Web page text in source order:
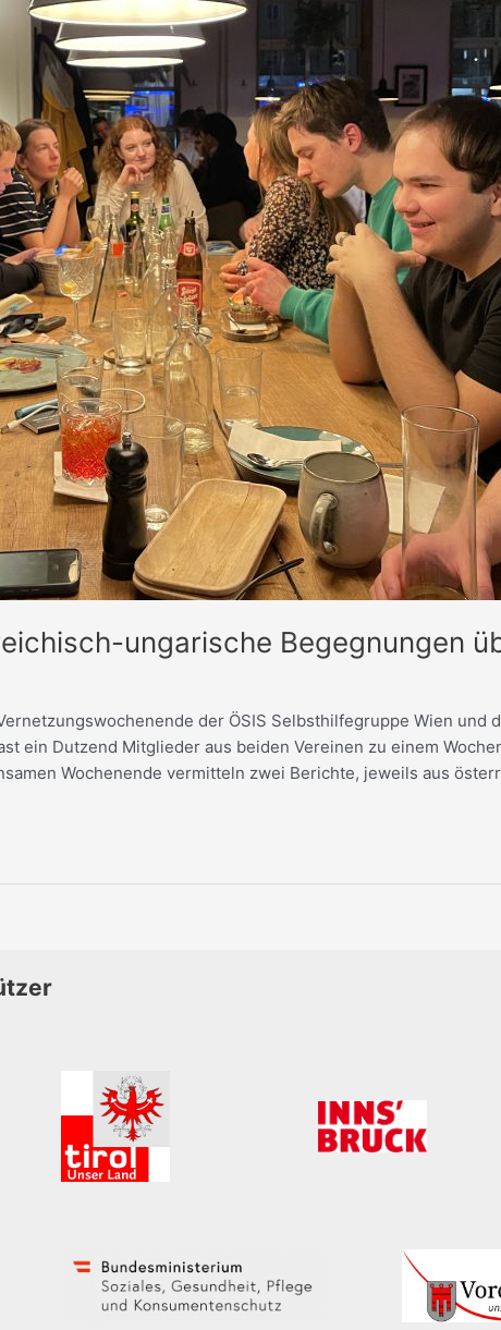
ungarische Begegnungen
der ÖSIS Selbsthilfegruppe Wien
ein Dutzend Mitglieder aus beiden Vereinen zu einem
Wochenende vermitteln zwei Berichte, jeweils aus